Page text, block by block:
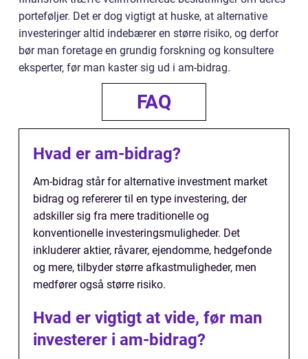
porteføljer. Det er dog vigtigt at huske, at alternative
investeringer altid indebærer en større risiko, og derfor
bør man foretage en grundig forskning og konsultere
eksperter, før man kaster sig ud i am-bidrag.
FAQ
Hvad er am-bidrag?
Am-bidrag står for alternative investment market
bidrag og refererer til en type investering, der
adskiller sig fra mere traditionelle og
konventionelle investeringsmuligheder. Det
inkluderer aktier, råvarer, ejendomme, hedgefonde
og mere, tilbyder større afkastmuligheder, men
medfører også større risiko.
Hvad er vigtigt at vide, før man
investerer i am-bidrag?